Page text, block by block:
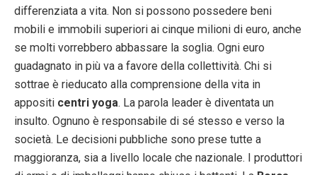
differenziata a vita. Non si possono possedere beni
mobili e immobili superiori ai cinque milioni di euro, anche
se molti vorrebbero abbassare la soglia. Ogni euro
guadagnato in più va a favore della collettività. Chi si
sottrae è rieducato alla comprensione della vita in
appositi centri yoga. La parola leader è diventata un
insulto. Ognuno è responsabile di sé stesso e verso la
società. Le decisioni pubbliche sono prese tutte a
maggioranza, sia a livello locale che nazionale. I produttori